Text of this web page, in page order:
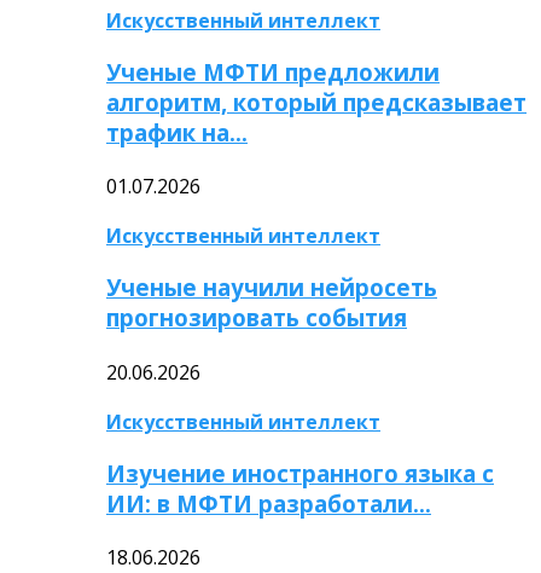
Искусственный интеллект
Ученые МФТИ предложили
алгоритм, который предсказывает
трафик на…
01.07.2026
Искусственный интеллект
Ученые научили нейросеть
прогнозировать события
20.06.2026
Искусственный интеллект
Изучение иностранного языка с
ИИ: в МФТИ разработали…
18.06.2026